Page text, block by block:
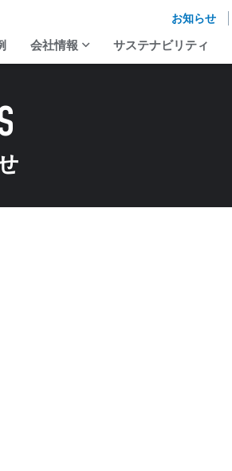
お知らせ
会社情報 サステナビリティ